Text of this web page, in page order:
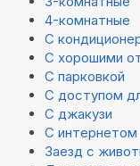
4-комнатные
С
С хорошими
С парковкой
С доступом
С джакузи
С интернетом
Заезд с